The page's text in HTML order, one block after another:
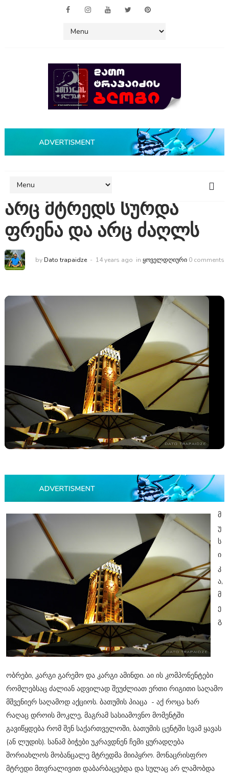
არც მტრედს სურდა
ფრენა და არც ძაღლს
by Dato trapaidze 14 years ago in ᲧᲝᲕᲔᲚᲓᲦᲘᲣᲠᲘ 0 comments
მ
უ
ს
ი
კ
ა,
მ
ე
გ
ობრები, კარგი გარემო და კარგი ამინდი. აი ის კომპონენტები
რომლებსაც ძალიან ადვილად შეუძლიათ ერთი რიგითი საღამო
მშვენიერ საღამოდ აქციოს. ბათუმის პიაცა - აქ როცა ხარ
რაღაც დროის მოკლე, მაგრამ სასიამოვნო მომენტში
გავიწყდება რომ შენ საქართველოში, ბათუმის ცენტში სვამ ყავას
(ან ლუდის). სანამ ბიჭები უკრავდნენ ჩემი ყურადღება
შორიახლოს მობანცალე მტრედმა მიიპყრო. მონაცრისფრო
მტრედი მთვრალივით დაბარბაცებდა და სულაც არ ლამობდა